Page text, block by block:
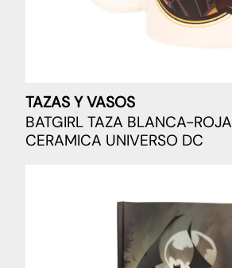
TAZAS Y VASOS
BATGIRL TAZA BLANCA-ROJA
CERAMICA UNIVERSO DC